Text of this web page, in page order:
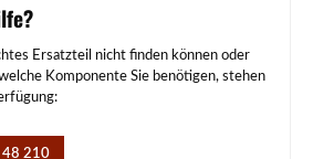
Ersatzteil nicht finden können oder
Komponente Sie benötigen, stehen
48 210